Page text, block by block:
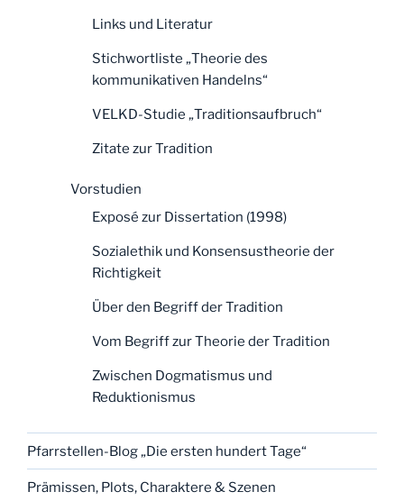
Links und Literatur
Stichwortliste „Theorie des
kommunikativen Handelns“
VELKD-Studie „Traditionsaufbruch“
Zitate zur Tradition
Vorstudien
Exposé zur Dissertation (1998)
Sozialethik und Konsensustheorie der
Richtigkeit
Über den Begriff der Tradition
Vom Begriff zur Theorie der Tradition
Zwischen Dogmatismus und
Reduktionismus
Pfarrstellen-Blog „Die ersten hundert Tage“
Prämissen, Plots, Charaktere & Szenen